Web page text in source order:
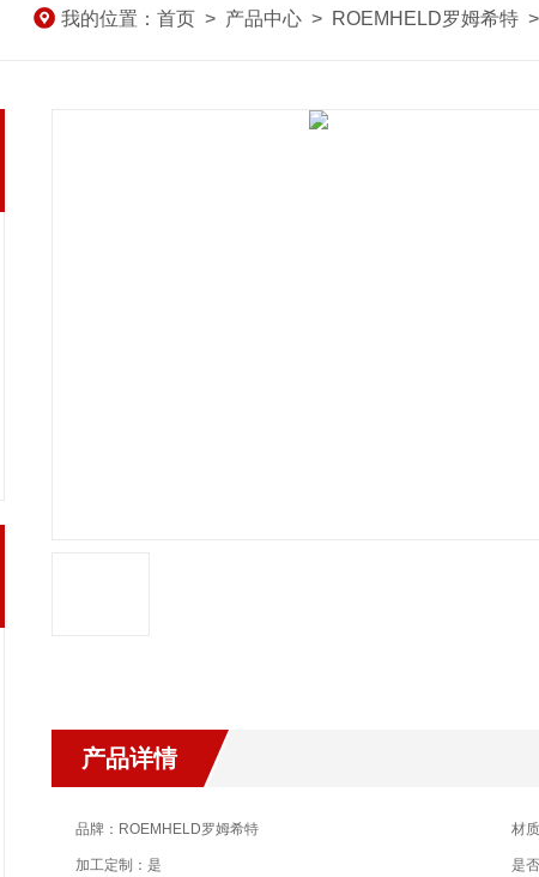
我的位置： 首页 > 产品中心 > ROEMHELD罗姆希特 >
产品详情
品牌：ROEMHELD罗姆希特 材
加工定制：是 是